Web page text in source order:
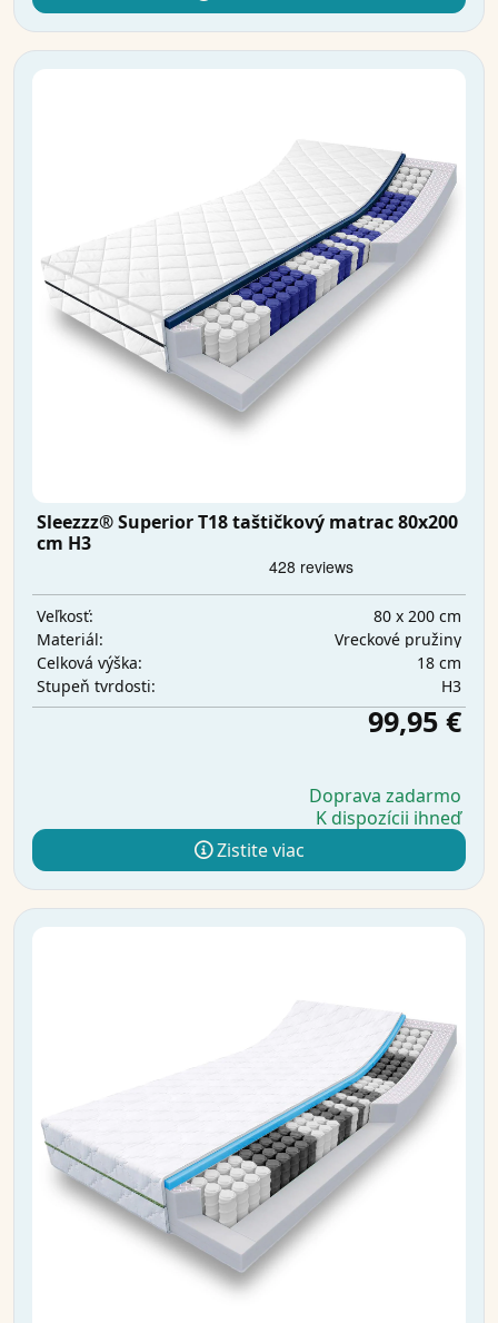
Sleezzz® Superior T18 taštičkový matrac 80x200
cm H3
Veľkosť:
80 x 200 cm
Materiál:
Vreckové pružiny
Celková výška:
18 cm
Stupeň tvrdosti:
H3
99,95 €
Doprava zadarmo
K dispozícii ihneď
Zistite viac